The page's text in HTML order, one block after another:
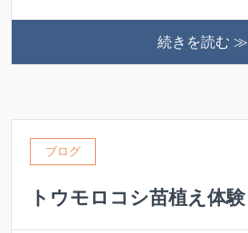
続きを読む ≫
ブログ
トウモロコシ苗植え体験